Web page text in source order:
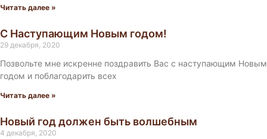
Читать далее »
С Наступающим Новым годом!
29 декабря, 2020
Позвольте мне искренне поздравить Вас с наступающим Новым
годом и поблагодарить всех
Читать далее »
Новый год должен быть волшебным
4 декабря, 2020